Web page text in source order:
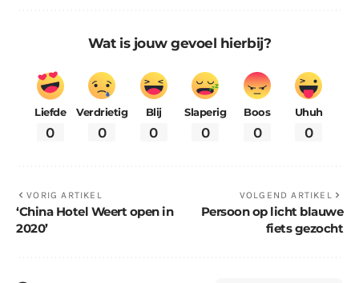
Wat is jouw gevoel hierbij?
Liefde
0
Verdrietig
0
Blij
0
Slaperig
0
Boos
0
Uhuh
0
VORIG ARTIKEL
‘China Hotel Weert open in
2020’
VOLGEND ARTIKEL
Persoon op licht blauwe
fiets gezocht